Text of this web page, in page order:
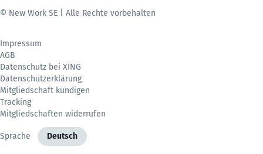
© New Work SE | Alle Rechte vorbehalten
Impressum
AGB
Datenschutz bei XING
Datenschutzerklärung
Mitgliedschaft kündigen
Tracking
Mitgliedschaften widerrufen
Sprache Deutsch